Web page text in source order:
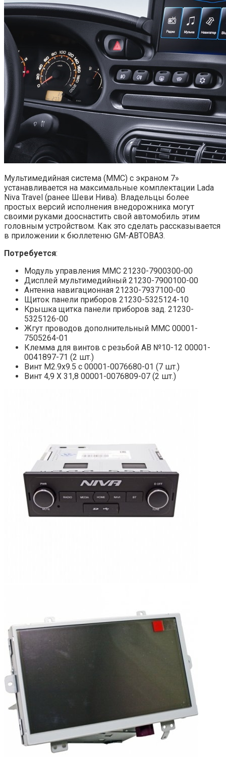
Мультимедийная система (ММС) с экраном 7»
устанавливается на максимальные комплектации Lada
Niva Travel (ранее Шеви Нива). Владельцы более
простых версий исполнения внедорожника могут
своими руками дооснастить свой автомобиль этим
головным устройством. Как это сделать рассказывается
в приложении к бюллетеню GM-АВТОВАЗ.
Потребуется:
Модуль управления ММС 21230-7900300-00
Дисплей мультимедийный 21230-7900100-00
Антенна навигационная 21230-7937100-00
Щиток панели приборов 21230-5325124-10
Крышка щитка панели приборов зад. 21230-
5325126-00
Жгут проводов дополнительный ММС 00001-
7505264-01
Клемма для винтов с резьбой АВ №10-12 00001-
0041897-71 (2 шт.)
Винт М2.9х9.5 с 00001-0076680-01 (7 шт.)
Винт 4,9 X 31,8 00001-0076809-07 (2 шт.)